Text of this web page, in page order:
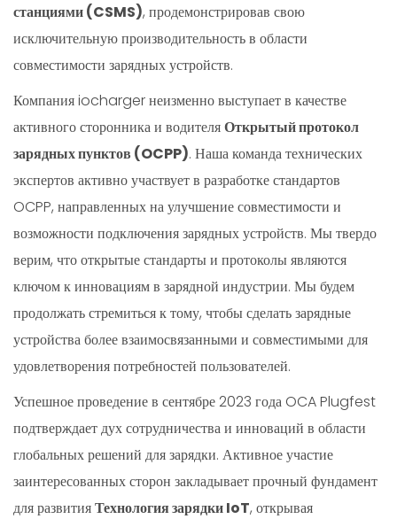
станциями (CSMS), продемонстрировав свою
исключительную производительность в области
совместимости зарядных устройств.
Компания iocharger неизменно выступает в качестве
активного сторонника и водителяОткрытый протокол
зарядных пунктов (OCPP). Наша команда технических
экспертов активно участвует в разработке стандартов
OCPP, направленных на улучшение совместимости и
возможности подключения зарядных устройств. Мы твердо
верим, что открытые стандарты и протоколы являются
ключом к инновациям в зарядной индустрии. Мы будем
продолжать стремиться к тому, чтобы сделать зарядные
устройства более взаимосвязанными и совместимыми для
удовлетворения потребностей пользователей.
Успешное проведение в сентябре 2023 года OCA Plugfest
подтверждает дух сотрудничества и инноваций в области
глобальных решений для зарядки. Активное участие
заинтересованных сторон закладывает прочный фундамент
для развитияТехнология зарядки IoT, открывая